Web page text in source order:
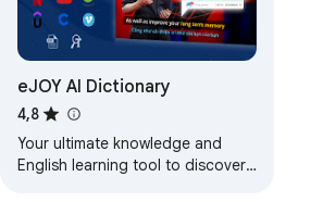
eJOY AI Dictionary
4,8
Your ultimate knowledge and
English learning tool to discover